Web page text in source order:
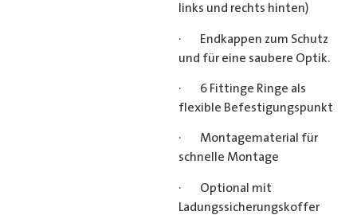
links und rechts hinten)
· Endkappen zum Schutz
und für eine saubere Optik.
· 6 Fittinge Ringe als
flexible Befestigungspunkt
· Montagematerial für
schnelle Montage
· Optional mit
Ladungssicherungskoffer